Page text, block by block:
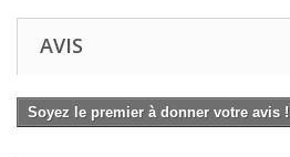
AVIS
Soyez le premier à donner votre avis !